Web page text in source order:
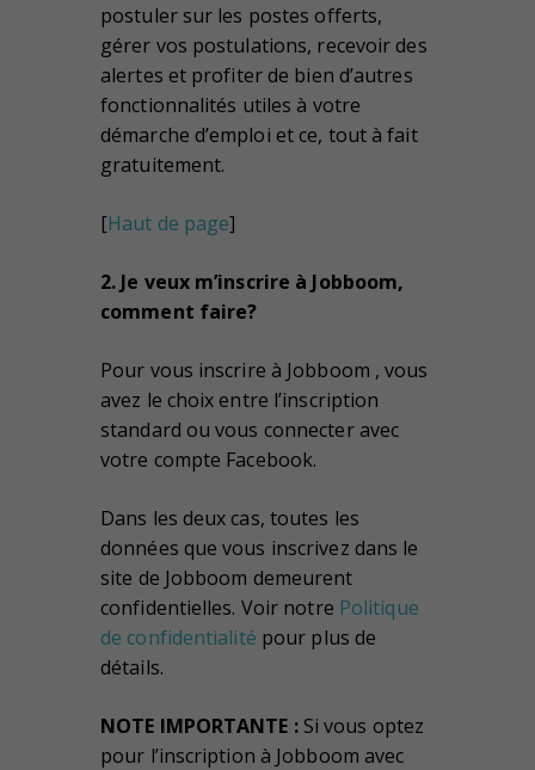
postuler sur les postes offerts,
gérer vos postulations, recevoir des
alertes et profiter de bien d’autres
fonctionnalités utiles à votre
démarche d’emploi et ce, tout à fait
gratuitement.
[Haut de page]
2. Je veux m’inscrire à Jobboom,
comment faire?
Pour vous inscrire à Jobboom , vous
avez le choix entre l’inscription
standard ou vous connecter avec
votre compte Facebook.
Dans les deux cas, toutes les
données que vous inscrivez dans le
site de Jobboom demeurent
confidentielles. Voir notre Politique
de confidentialité pour plus de
détails.
NOTE IMPORTANTE :Si vous optez
pour l’inscription à Jobboom avec